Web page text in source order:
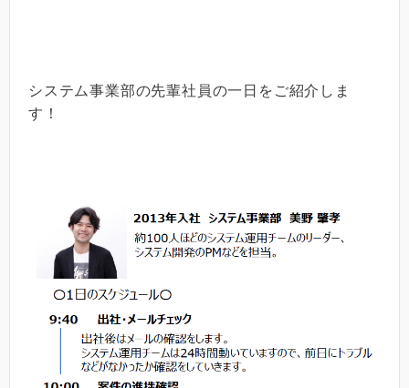
システム事業部の先輩社員の一日をご紹介しま
す！